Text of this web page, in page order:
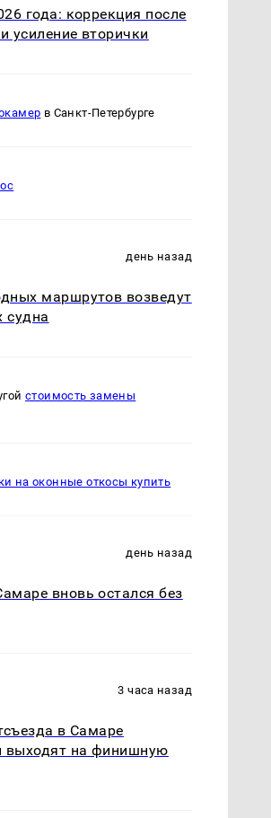
года: коррекция после
усиление вторички
в Санкт-Петербурге
день назад
маршрутов возведут
судна
стоимость замены
на оконные откосы купить
день назад
вновь остался без
3 часа назад
в Самаре
выходят на финишную